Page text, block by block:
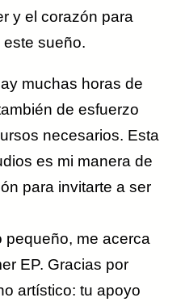
y el corazón para
este sueño.
muchas horas de
de esfuerzo
necesarios. Esta
es mi manera de
para invitarte a ser
pequeño, me acerca
EP. Gracias por
artístico: tu apoyo